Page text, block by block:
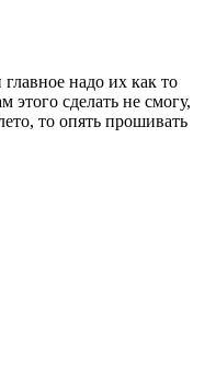
надо их как то
этого сделать не смогу,
то опять прошивать